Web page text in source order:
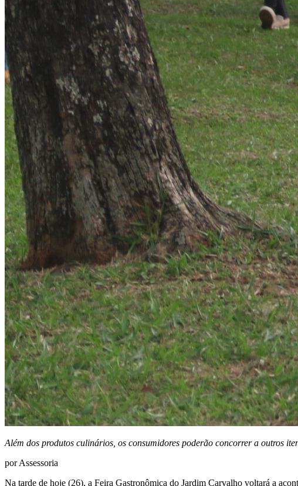
Além dos produtos culinários, os consumidores poderão concorrer a outros
por Assessoria
Na tarde de hoje (26), a Feira Gastronômica do Jardim Carvalho voltará a